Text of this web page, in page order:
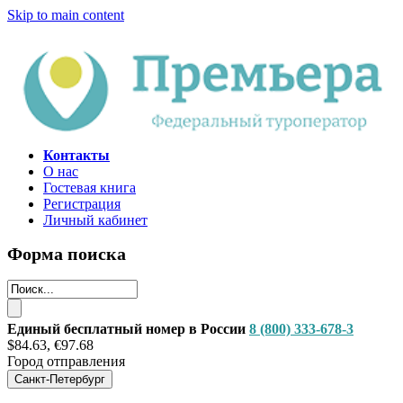
Skip to main content
Контакты
О нас
Гостевая книга
Регистрация
Личный кабинет
Форма поиска
Единый бесплатный номер в России 8 (800) 333-678-3
$84.63, €97.68
Город отправления
Санкт-Петербург